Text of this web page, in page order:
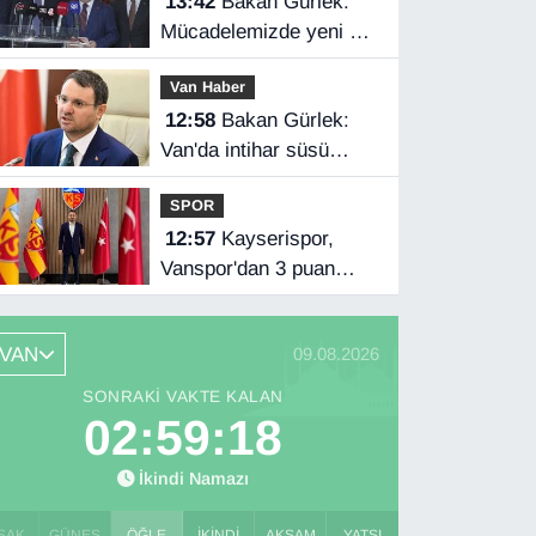
Mücadelemizde yeni bir
boyuta geçeceğiz
Van Haber
12:58Bakan Gürlek:
Van'da intihar süsü
verilen olay aydınlatıldı
SPOR
12:57Kayserispor,
Vanspor'dan 3 puan
istiyor
09.08.2026
SONRAKI VAKTE KALAN
02:59:17
İkindi Namazı